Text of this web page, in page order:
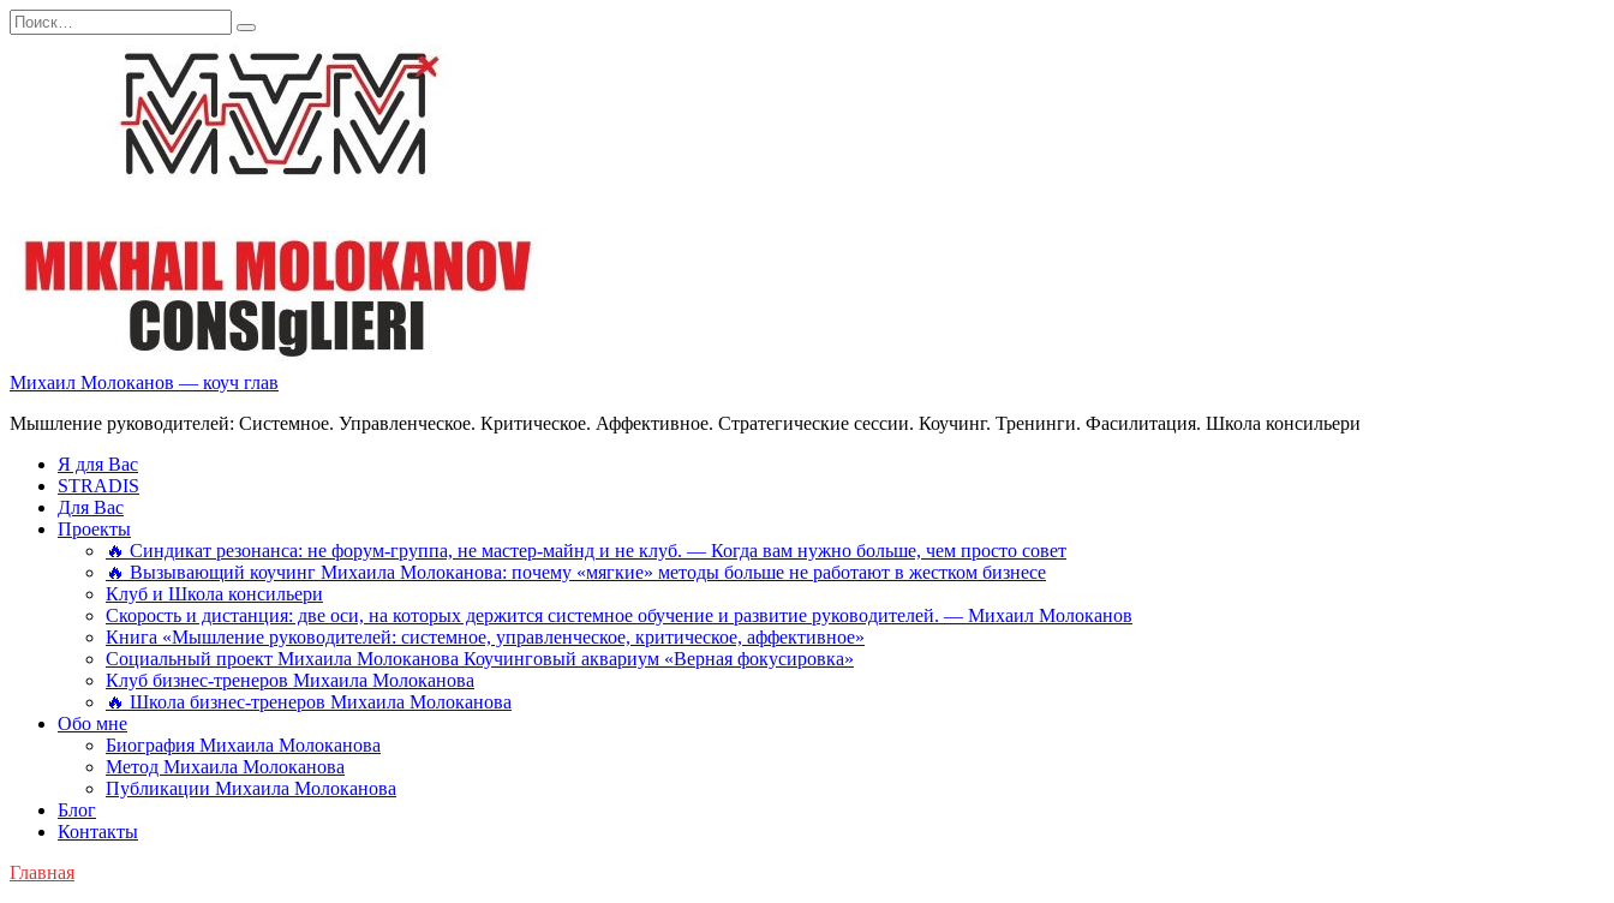
Перейти
к
Search
for:
Михаил Молоканов — коуч глав
Мышление руководителей: Системное. Управленческое. Критическое. Аффективное. Стратегические сессии. Коучинг. Тренинги. Фасилитация. Школа консильери
Я для Вас
STRADIS
Для Вас
Проекты
🔥 Синдикат резонанса: не форум-группа, не мастер-майнд и не клуб. — Когда вам нужно больше, чем просто совет
🔥 Вызывающий коучинг Михаила Молоканова: почему «мягкие» методы больше не работают в жестком бизнесе
Клуб и Школа консильери
Скорость и дистанция: две оси, на которых держится системное обучение и развитие руководителей. — Михаил Молоканов
Книга «Мышление руководителей: системное, управленческое, критическое, аффективное»
Социальный проект Михаила Молоканова Коучинговый аквариум «Верная фокусировка»
Клуб бизнес-тренеров Михаила Молоканова
🔥 Школа бизнес-тренеров Михаила Молоканова
Обо мне
Биография Михаила Молоканова
Метод Михаила Молоканова
Публикации Михаила Молоканова
Блог
Контакты
Главная